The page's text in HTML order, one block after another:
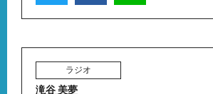
ラジオ
滝谷 美夢